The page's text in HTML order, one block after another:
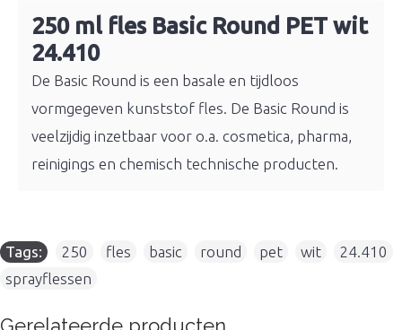
250 ml fles Basic Round PET wit
24.410
De Basic Round is een basale en tijdloos
vormgegeven kunststof fles. De Basic Round is
veelzijdig inzetbaar voor o.a. cosmetica, pharma,
reinigings en chemisch technische producten.
Tags: 250 fles basic round pet wit 24.410
sprayflessen